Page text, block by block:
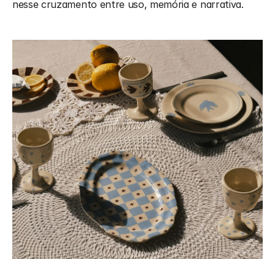
nesse cruzamento entre uso, memória e narrativa.